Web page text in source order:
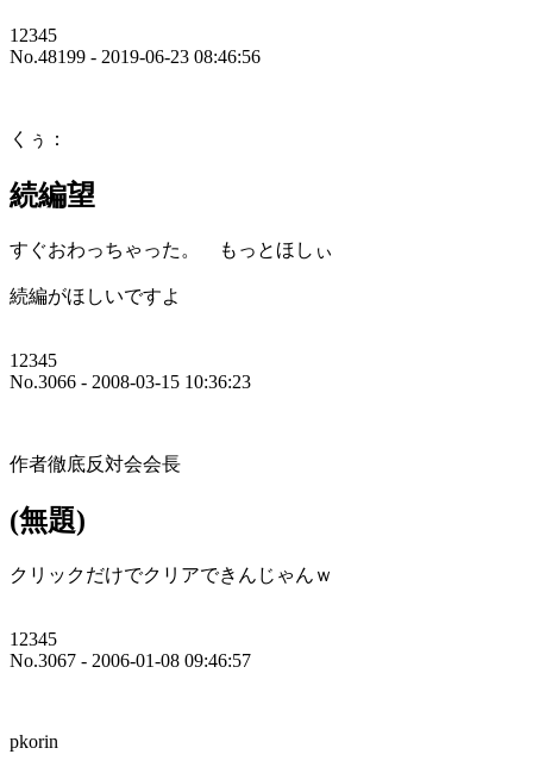
12345
No.48199 - 2019-06-23 08:46:56
くぅ：
続編望
すぐおわっちゃった。 もっとほしぃ
続編がほしいですよ
12345
No.3066 - 2008-03-15 10:36:23
作者徹底反対会会長
(無題)
クリックだけでクリアできんじゃんｗ
12345
No.3067 - 2006-01-08 09:46:57
pkorin